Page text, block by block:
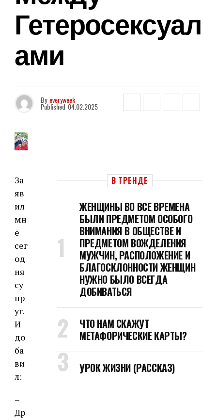
Гетеросексуал
Ами
By everyweek
Published 04.02.2025
За
яв
ил
мн
е
сег
од
ня
су
пр
уг.
И
до
ба
ви
л:
–
Др
В ТРЕНДЕ
ЖЕНЩИНЫ ВО ВСЕ ВРЕМЕНА
БЫЛИ ПРЕДМЕТОМ ОСОБОГО
ВНИМАНИЯ В ОБЩЕСТВЕ И
ПРЕДМЕТОМ ВОЖДЕЛЕНИЯ
МУЖЧИН, РАСПОЛОЖЕНИЕ И
БЛАГОСКЛОННОСТИ ЖЕНЩИН
НУЖНО БЫЛО ВСЕГДА
ДОБИВАТЬСЯ
ЧТО НАМ СКАЖУТ
МЕТАФОРИЧЕСКИЕ КАРТЫ?
УРОК ЖИЗНИ (РАССКАЗ)